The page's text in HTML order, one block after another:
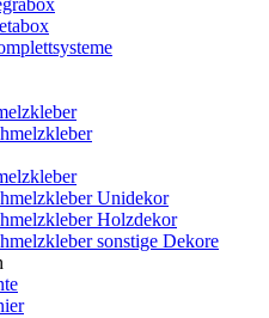
Unidekor
Holzdekor
sonstige Dekore